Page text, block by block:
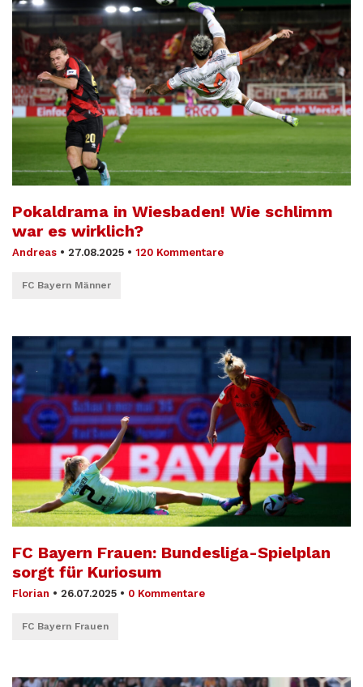
Pokaldrama in Wiesbaden! Wie schlimm
war es wirklich?
Andreas • 27.08.2025 • 120 Kommentare
FC Bayern Männer
FC Bayern Frauen: Bundesliga-Spielplan
sorgt für Kuriosum
Florian • 26.07.2025 • 0 Kommentare
FC Bayern Frauen